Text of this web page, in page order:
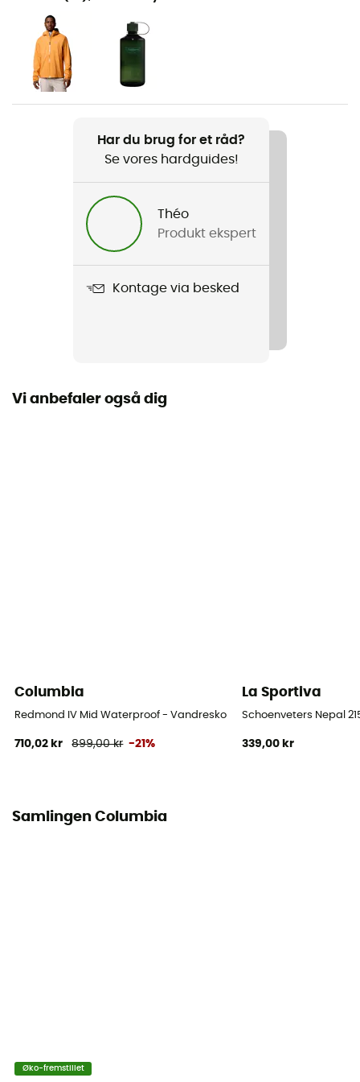
Vandreture / Trekking / Det daglige liv
Herre
Vægt
Facet 75 Mid OutDry
Vandtæthed
Skafthøjde
Har du brug for et råd?
Se vores hardguides!
Théo
Produkt ekspert
Kontage via besked
Vi anbefaler også dig
Columbia
Redmond IV Mid Waterproof - Vandresko - Herrer
710,02 kr 899,00 kr -21%
La Sportiva
Schoenveters Nepal
339,00 kr
Samlingen Columbia
Øko-fremstillet